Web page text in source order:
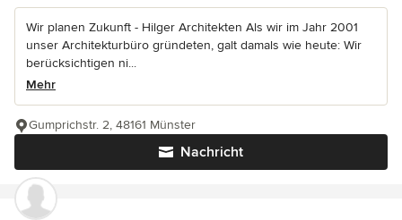
Wir planen Zukunft - Hilger Architekten Als wir im Jahr 2001
unser Architekturbüro gründeten, galt damals wie heute: Wir
berücksichtigen ni...
Mehr
Nachricht
Gumprichstr. 2, 48161 Münster